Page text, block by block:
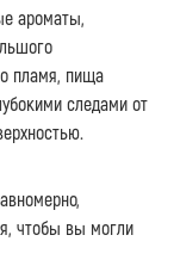
ароматы,
пламя, пища
следами от
чтобы вы могли